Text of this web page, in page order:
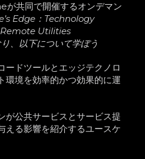
共同で開催するオンデマン
Edge：Technology
Utilities
、以下について学ぼう
ードツールとエッジテクノロ
環境を効率的かつ効果的に運
が公共サービスとサービス提
える影響を紹介するユースケ